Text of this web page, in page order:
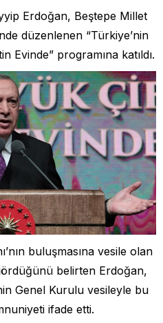
Erdoğan, Beştepe Millet
düzenlenen “Türkiye’nin
Evinde” programına katıldı.
buluşmasına vesile olan
belirten Erdoğan,
Genel Kurulu vesileyle bu
ifade etti.